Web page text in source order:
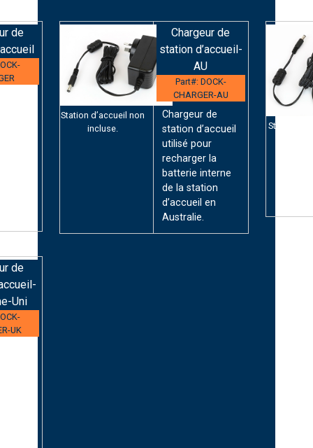
de
Station d’accueil non
incluse.
Chargeur de
station d’accueil-
AU
Part#: DOCK-
CHARGER-AU
Chargeur de
station d’accueil
utilisé pour
recharger la
batterie interne
de la station
d’accueil en
Australie.
Station
de
Uni
UK